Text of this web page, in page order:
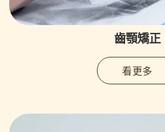
齒顎矯正
看更多